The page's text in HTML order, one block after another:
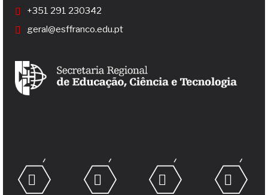
+351 291 230342
geral@esffranco.edu.pt